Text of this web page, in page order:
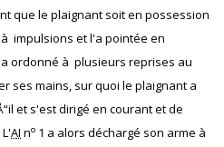
que le plaignant soit en possession
impulsions et l'a pointée en
a ordonné à plusieurs reprises au
ses mains, sur quoi le plaignant a
et s'est dirigé en courant et de
L'AI no 1 a alors déchargé son arme à